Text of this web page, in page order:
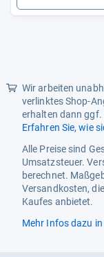
Wir arbeiten
verlinktes Shop-
erhalten dann ggf.
Erfahren Sie, wie
Alle Preise sind
Umsatzsteuer.
berechnet.
Versandkosten,
Kaufes anbietet.
Mehr Infos dazu in